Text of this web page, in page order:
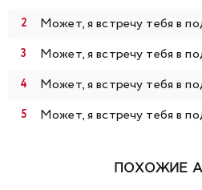
Может, я встречу тебя в
Может, я встречу тебя в
Может, я встречу тебя в
ПОХОЖИЕ